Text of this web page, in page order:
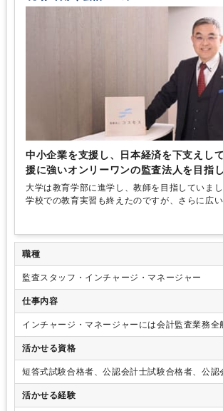
中小企業を支援し、日本経済を下支えし
援に強いオンリーワンの監査法人を目指
大学は教育学部に進学し、教師を目指していま
学校での教育実習も終えたのですが、さらに広
事をしていきたいと思うようになり、家業の関
職種
監査スタッフ・インチャージ・マネージャー
仕事内容
インチャージ・マネージャーには会計監査業務全
ージングをお任せします。国際税務、上場支援、
ング、資本政策などの幅広い業務の担当をお願い
す。
活かせる資格
短答式試験合格者、公認会計士試験合格者、公
活かせる経験